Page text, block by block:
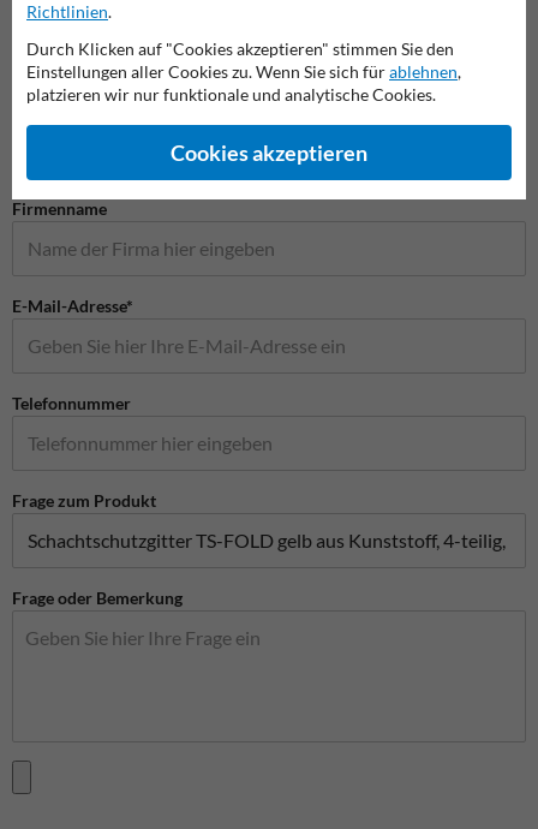
Stellen Sie Ihre Frage an VerkehrsspiegelKaufen.de
Firmenname
E-Mail-Adresse*
Telefonnummer
Frage zum Produkt
Frage oder Bemerkung
Richtlinien.
Durch Klicken auf "Cookies akzeptieren" stimmen Sie den
Einstellungen aller Cookies zu. Wenn Sie sich fürablehnen,
platzieren wir nur funktionale und analytische Cookies.
Cookies akzeptieren